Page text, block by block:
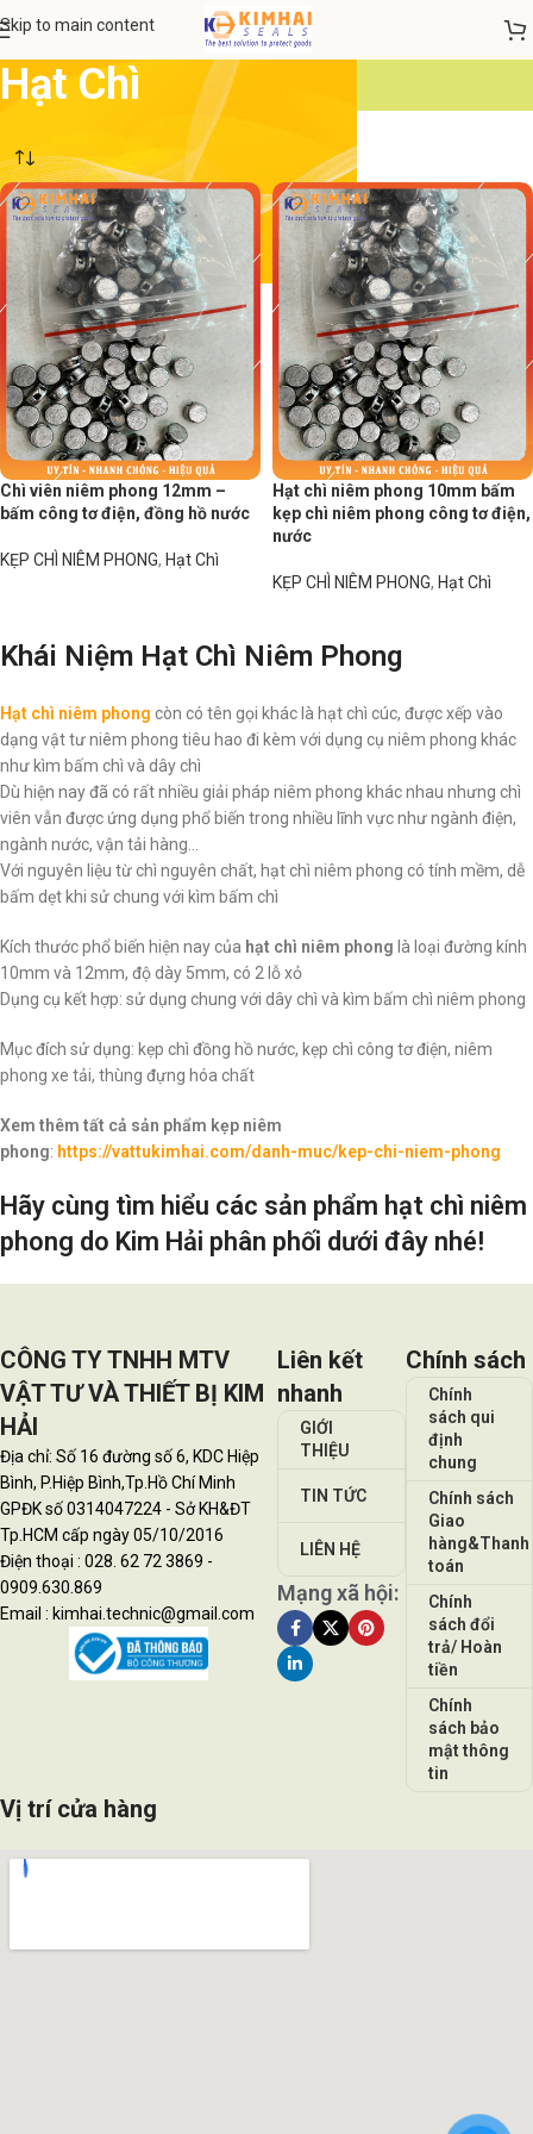
Skip to main content
Hạt Chì
Chì viên niêm phong 12mm –
bấm công tơ điện, đồng hồ nước
KẸP CHÌ NIÊM PHONG, Hạt Chì
Hạt chì niêm phong 10mm bấm
kẹp chì niêm phong công tơ điện,
nước
KẸP CHÌ NIÊM PHONG, Hạt Chì
Khái Niệm Hạt Chì Niêm Phong
Hạt chì niêm phong còn có tên gọi khác là hạt chì cúc, đượcxếp vào
dạng vật tư niêm phong tiêu hao đi kèm với dụng cụ niêm phong khác
như kìm bấm chì và dây chì
Dù hiện nay đã có rất nhiều giải pháp niêm phong khác nhau nhưng chì
viên vẫn được ứng dụng phổ biến trong nhiều lĩnh vực như ngành điện,
ngành nước, vận tải hàng…
Với nguyên liệu từ chì nguyên chất, hạt chì niêm phong có tính mềm, dễ
bấm dẹt khi sử chung với kìm bấm chì
Kích thước phổ biến hiện nay của hạt chì niêm phong là loại đường kính
10mm và 12mm, độ dày 5mm, có 2 lỗ xỏ
Dụng cụ kết hợp: sử dụng chung với dây chì và kìm bấm chì niêm phong
Mục đích sử dụng: kẹp chì đồng hồ nước, kẹp chì công tơ điện, niêm
phong xe tải, thùng đựng hóa chất
Xem thêm tất cả sản phẩm kẹp niêm
phong: https://vattukimhai.com/danh-muc/kep-chi-niem-phong
Hãy cùng tìm hiểu các sản phẩm hạt chì niêm
phong do Kim Hải phân phối dưới đây nhé!
CÔNG TY TNHH MTV
VẬT TƯ VÀ THIẾT BỊ KIM
HẢI
Địa chỉ: Số 16 đường số 6, KDC Hiệp
Bình, P.Hiệp Bình,Tp.Hồ Chí Minh
GPĐK số 0314047224 - Sở KH&ĐT
Tp.HCM cấp ngày 05/10/2016
Điện thoại : 028. 62 72 3869 -
0909.630.869
Email : kimhai.technic@gmail.com
Liên kết
nhanh
GIỚI
THIỆU
TIN TỨC
LIÊN HỆ
Mạng xã hội:
Chính sách
Chính
sách qui
định
chung
Chính sách
Giao
hàng&Thanh
toán
Chính
sách đổi
trả/ Hoàn
tiền
Chính
sách bảo
mật thông
tin
Vị trí cửa hàng